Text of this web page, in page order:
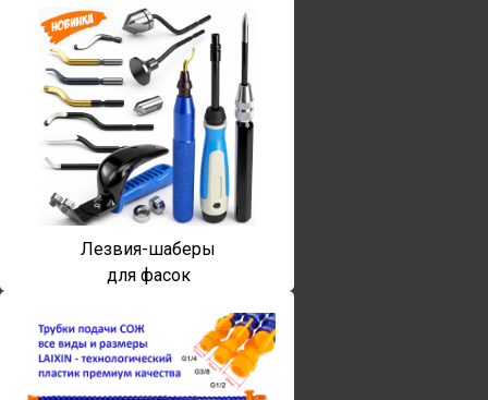
Лезвия-шаберы
для фасок